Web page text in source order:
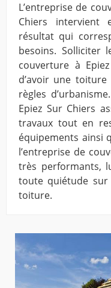
L’entreprise de
Chiers intervient
résultat qui
besoins. Solliciter
couverture à
d’avoir une
règles
Epiez Sur Chiers
travaux tout en
équipements ainsi
l’entreprise de
très performants,
toute quiétude
toiture.